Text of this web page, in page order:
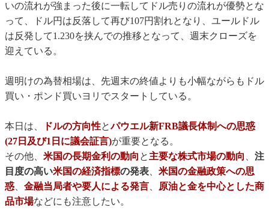
いの流れが強まった後に一転してドル売りの流れが優勢とな
って、ドル円は反落して再び107円割れとなり、ユールドル
は反発して1.230を挟んでの推移となって、週末クローズを
迎えている。
週明けの為替相場は、先週末の終値よりも小幅ながらもドル
買い・ポンド買いヨリでスタートしている。
本日は、 ドルの方向性とパウエル新FRB議長体制への思惑
(27日及び1日に議会証言)が重要となる。
その他、 米国の長期金利の動向 と主要な株式市場の動向 、 注
目度の高い米国の経済指標の発表、 米国の金融政策への思
惑、 金融当局者や要人による発言、 原油と金を中心とした商
品市場などにも注意したい。